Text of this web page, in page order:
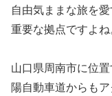
自由気ままな旅を
重要な拠点ですよね
山口県周南市に位
陽自動車道からもア